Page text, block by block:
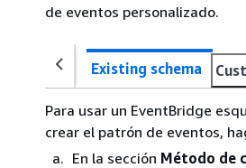
de eventos personalizado.
Existing schema
Para usar un EventBridge
crear el patrón de eventos,
En la sección Método de